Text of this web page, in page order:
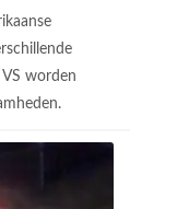
worden